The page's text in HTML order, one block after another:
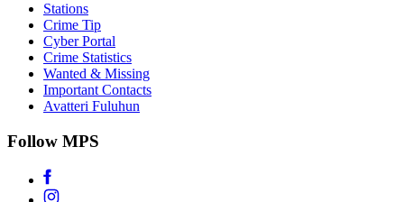
Stations
Crime Tip
Cyber Portal
Crime Statistics
Wanted & Missing
Important Contacts
Avatteri Fuluhun
Follow MPS